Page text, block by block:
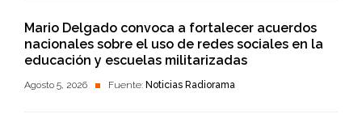
Mario Delgado convoca a fortalecer acuerdos
nacionales sobre el uso de redes sociales en la
educación y escuelas militarizadas
Agosto 5, 2026 Fuente: Noticias Radiorama